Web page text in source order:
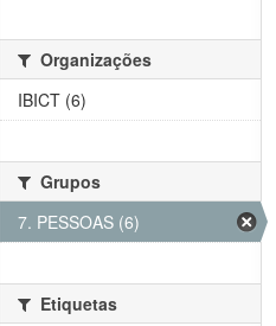
Organizações
IBICT (6)
Grupos
7. PESSOAS (6)
Etiquetas